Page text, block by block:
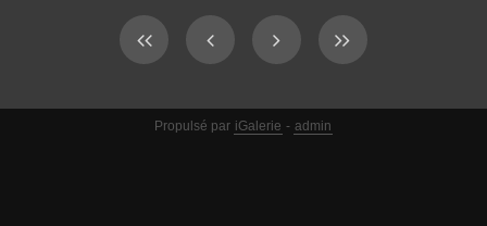
Propulsé par iGalerie - admin